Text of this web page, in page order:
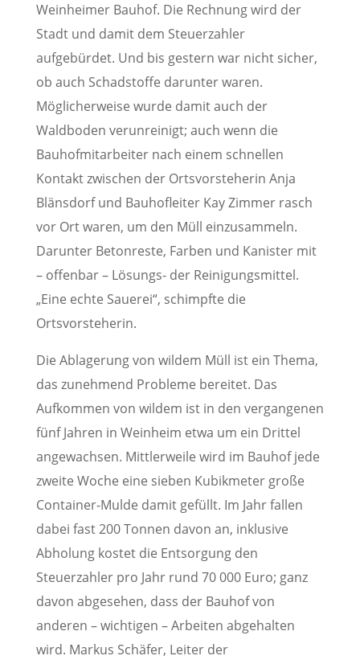
Weinheimer Bauhof. Die Rechnung wird der
Stadt und damit dem Steuerzahler
aufgebürdet. Und bis gestern war nicht sicher,
ob auch Schadstoffe darunter waren.
Möglicherweise wurde damit auch der
Waldboden verunreinigt; auch wenn die
Bauhofmitarbeiter nach einem schnellen
Kontakt zwischen der Ortsvorsteherin Anja
Blänsdorf und Bauhofleiter Kay Zimmer rasch
vor Ort waren, um den Müll einzusammeln.
Darunter Betonreste, Farben und Kanister mit
– offenbar – Lösungs- der Reinigungsmittel.
„Eine echte Sauerei“, schimpfte die
Ortsvorsteherin.
Die Ablagerung von wildem Müll ist ein Thema,
das zunehmend Probleme bereitet. Das
Aufkommen von wildem ist in den vergangenen
fünf Jahren in Weinheim etwa um ein Drittel
angewachsen. Mittlerweile wird im Bauhof jede
zweite Woche eine sieben Kubikmeter große
Container-Mulde damit gefüllt. Im Jahr fallen
dabei fast 200 Tonnen davon an, inklusive
Abholung kostet die Entsorgung den
Steuerzahler pro Jahr rund 70 000 Euro; ganz
davon abgesehen, dass der Bauhof von
anderen – wichtigen – Arbeiten abgehalten
wird. Markus Schäfer, Leiter der